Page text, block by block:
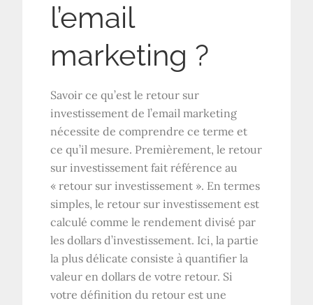
l’email
marketing ?
Savoir ce qu’est le retour sur
investissement de l’email marketing
nécessite de comprendre ce terme et
ce qu’il mesure. Premièrement, le retour
sur investissement fait référence au
« retour sur investissement ». En termes
simples, le retour sur investissement est
calculé comme le rendement divisé par
les dollars d’investissement. Ici, la partie
la plus délicate consiste à quantifier la
valeur en dollars de votre retour. Si
votre définition du retour est une